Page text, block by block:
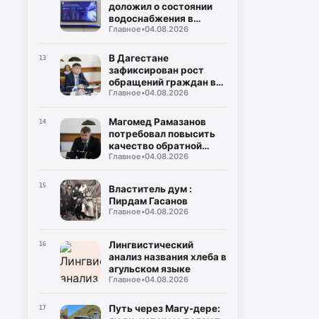
доложил о состоянии
водоснабжения в
районах и городах
Главное•04.08.2026
13
В Дагестане
зафиксирован рост
обращений граждан в
органы власти
Главное•04.08.2026
14
Магомед Рамазанов
потребовал повысить
качество обратной
связи с населением
Главное•04.08.2026
15
Властитель дум :
Пирдам Гасанов
Главное•04.08.2026
16
Лингвистический
анализ названия хлеба в
агульском языке
Главное•04.08.2026
17
Путь через Магу-дере: